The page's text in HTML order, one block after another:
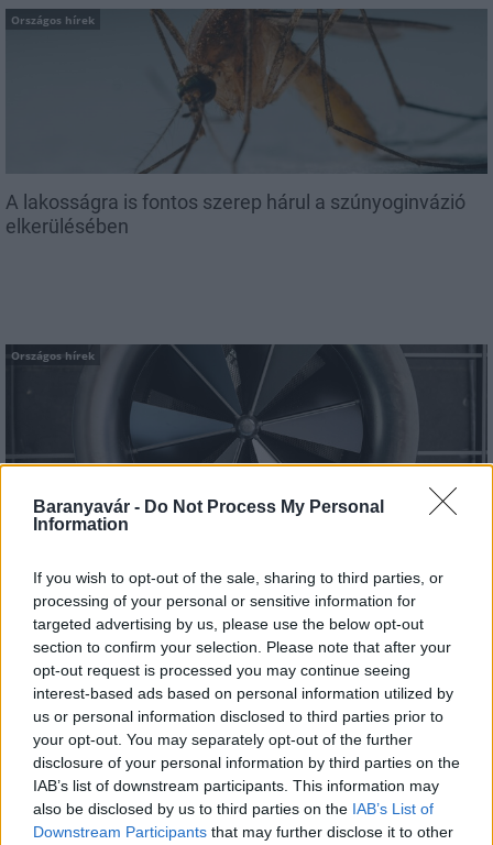
Baranyavár - Do Not Process My Personal
Information
If you wish to opt-out of the sale, sharing to third parties, or
processing of your personal or sensitive information for
targeted advertising by us, please use the below opt-out
section to confirm your selection. Please note that after your
opt-out request is processed you may continue seeing
interest-based ads based on personal information utilized by
us or personal information disclosed to third parties prior to
your opt-out. You may separately opt-out of the further
disclosure of your personal information by third parties on the
IAB’s list of downstream participants. This information may
also be disclosed by us to third parties on the IAB’s List of
Downstream Participants that may further disclose it to other
Országos hírek
A lakosságra is fontos szerep hárul a szúnyoginvázió
elkerülésében
Országos hírek
Itt az ÉVOSZ megoldása a hőhullámok és az
Miért éri meg Afrikában utat építeni?
Minden, amit a GED Afrika projektről
tudni kell